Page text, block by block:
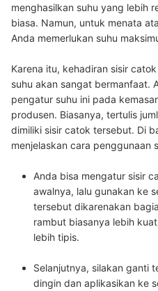
menghasilkan suhu yang lebih
biasa. Namun, untuk menata
Anda memerlukan suhu
Karena itu, kehadiran sisir
suhu akan sangat bermanfaat.
pengatur suhu ini pada
produsen. Biasanya, tertulis
dimiliki sisir catok tersebut. Di
menjelaskan cara penggunaan
Anda bisa mengatur sisir
awalnya, lalu gunakan ke
tersebut dikarenakan
rambut biasanya lebih
lebih tipis.
Selanjutnya, silakan ganti
dingin dan aplikasikan ke